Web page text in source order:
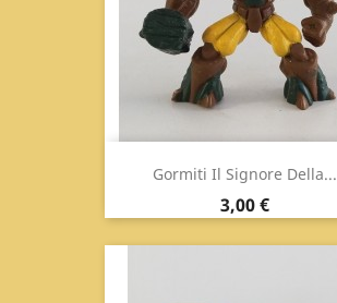
Gormiti Il Signore Della...
Prezzo
3,00 €